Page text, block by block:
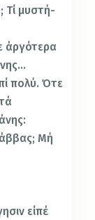
Τί μυστή­
άργότερα
πολύ. Ότε
Μή
είπέ